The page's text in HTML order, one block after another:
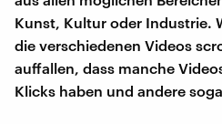
Kunst, Kultur oder Industrie.
die verschiedenen Videos
auffallen, dass manche
Klicks haben und andere